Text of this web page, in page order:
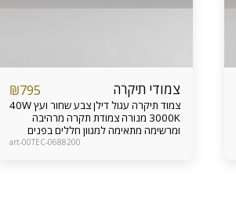
צמודי תיקרה ₪795
צמוד תיקרה עגול דילן צבע שחור ועץ 40W
3000K מנורה צמודת תקרה מרהיבה
ומרשימה מתאימה למגוון חללים בפנים
הבית כגון סלון, כניסה, חדרים ועוד אחריות
art-00TEC-0688200